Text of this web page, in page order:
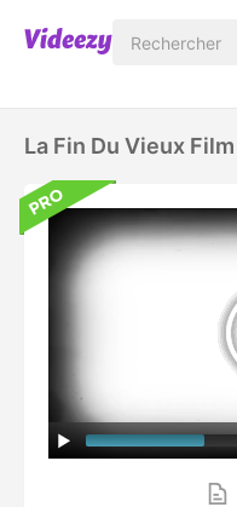
La Fin Du Vieux Film